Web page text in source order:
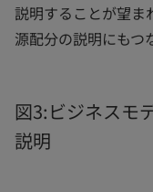
説明することが望ま
源配分の説明にもつ
図3:ビジネスモ
説明